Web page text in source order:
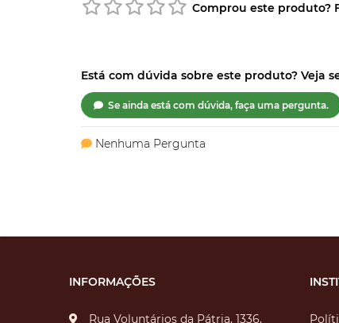
Comprou este produto?
Está com dúvida sobre este produto? Veja
Se ainda está com dúvida, faça uma pergunta.
Nenhuma Pergunta
INFORMAÇÕES
Rua Voluntários da Pátria, 1336,